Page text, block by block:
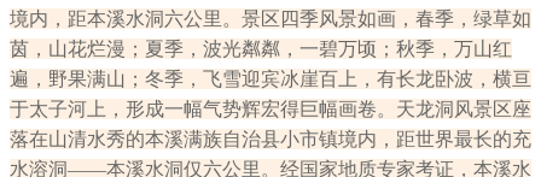
境内，距本溪水洞六公里。景区四季风景如画，春季，绿草如
茵，山花烂漫；夏季，波光粼粼，一碧万顷；秋季，万山红
遍，野果满山；冬季，飞雪迎宾冰崖百上，有长龙卧波，横亘
于太子河上，形成一幅气势辉宏得巨幅画卷。天龙洞风景区座
落在山清水秀的本溪满族自治县小市镇境内，距世界最长的充
水溶洞——本溪水洞仅六公里。经国家地质专家考证，本溪水